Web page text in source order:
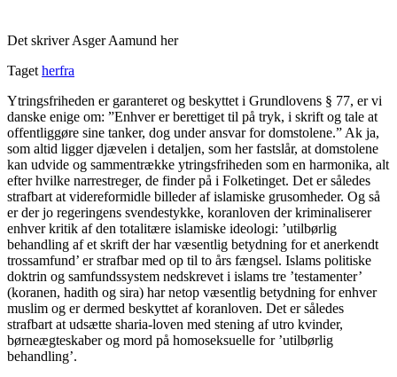
Det skriver Asger Aamund her
Taget herfra
Ytringsfriheden er garanteret og beskyttet i Grundlovens § 77, er vi
danske enige om: ”Enhver er berettiget til på tryk, i skrift og tale at
offentliggøre sine tanker, dog under ansvar for domstolene.” Ak ja,
som altid ligger djævelen i detaljen, som her fastslår, at domstolene
kan udvide og sammentrække ytringsfriheden som en harmonika, alt
efter hvilke narrestreger, de finder på i Folketinget. Det er således
strafbart at videreformidle billeder af islamiske grusomheder. Og så
er der jo regeringens svendestykke, koranloven der kriminaliserer
enhver kritik af den totalitære islamiske ideologi: ’utilbørlig
behandling af et skrift der har væsentlig betydning for et anerkendt
trossamfund’ er strafbar med op til to års fængsel. Islams politiske
doktrin og samfundssystem nedskrevet i islams tre ’testamenter’
(koranen, hadith og sira) har netop væsentlig betydning for enhver
muslim og er dermed beskyttet af koranloven. Det er således
strafbart at udsætte sharia-loven med stening af utro kvinder,
børneægteskaber og mord på homoseksuelle for ’utilbørlig
behandling’.